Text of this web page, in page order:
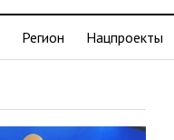
Регион Нацпроекты